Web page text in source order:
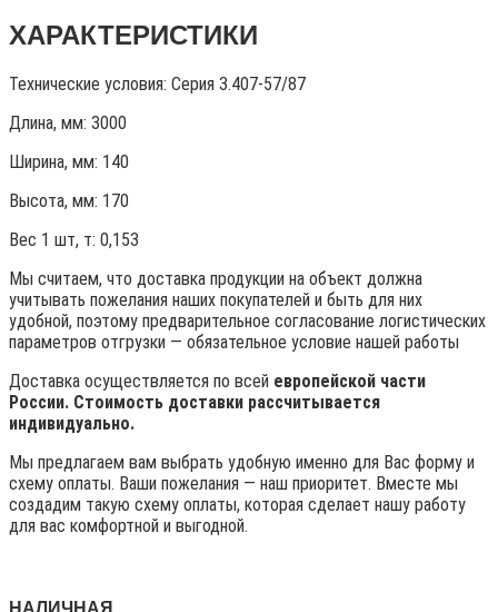
ХАРАКТЕРИСТИКИ
Технические условия: Серия 3.407-57/87
Длина, мм: 3000
Ширина, мм: 140
Высота, мм: 170
Вес 1 шт, т: 0,153
Мы считаем, что доставка продукции на объект должна
учитывать пожелания наших покупателей и быть для них
удобной, поэтому предварительное согласование логистических
параметров отгрузки — обязательное условие нашей работы
Доставка осуществляется по всей европейской части
России. Стоимость доставки рассчитывается
индивидуально.
Мы предлагаем вам выбрать удобную именно для Вас форму и
схему оплаты. Ваши пожелания — наш приоритет. Вместе мы
создадим такую схему оплаты, которая сделает нашу работу
для вас комфортной и выгодной.